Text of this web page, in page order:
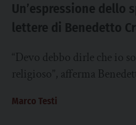
Un’espressione dello
lettere di Benedetto
“Devo debbo dirle che io
religioso”, afferma
Marco Testi